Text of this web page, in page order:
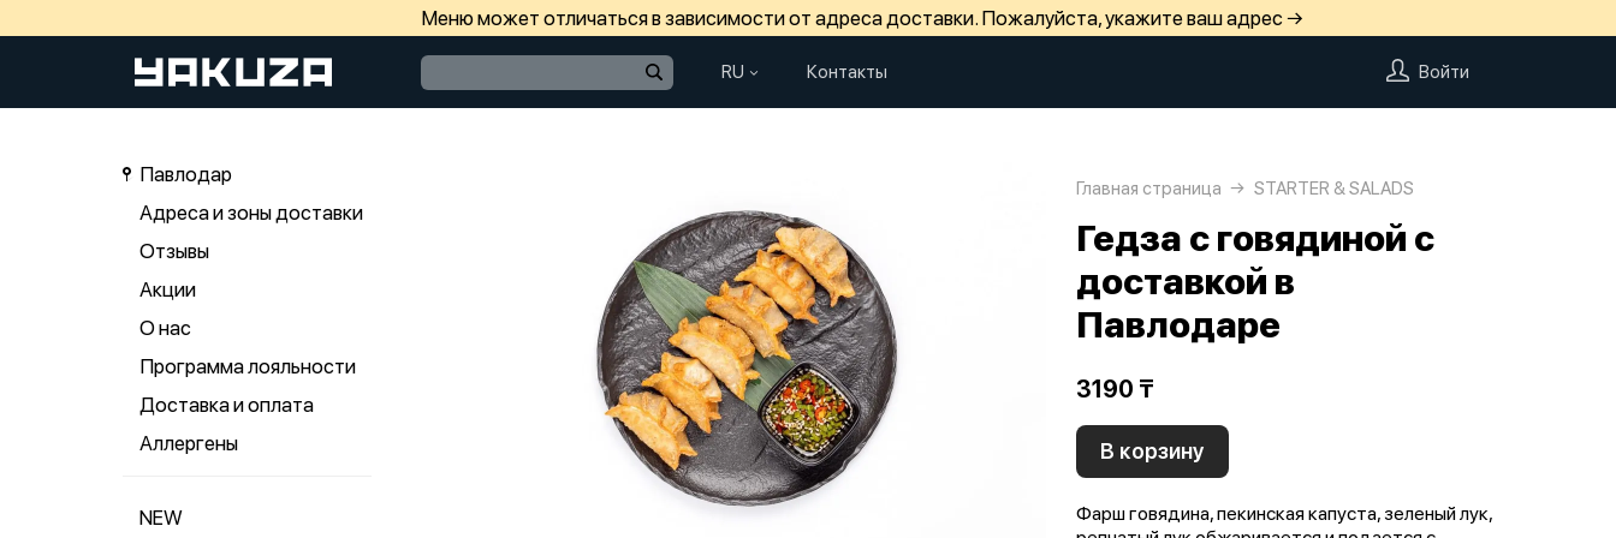
Меню может отличаться в зависимости от адреса доставки. Пожалуйста, укажите ваш адрес →
RU Контакты Войти
Павлодар
Адреса и зоны доставки
Отзывы
Акции
О нас
Программа лояльности
Доставка и оплата
Аллергены
NEW
Главная страница STARTER & SALADS
Гедза с говядиной с
доставкой в
Павлодаре
3190 ₸
В корзину
Фарш говядина, пекинская капуста, зеленый лук,